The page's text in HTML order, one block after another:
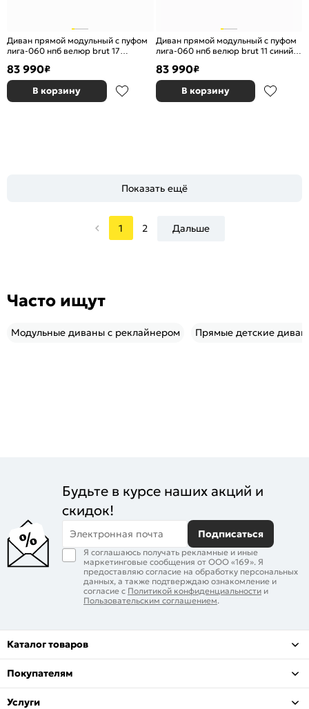
Диван прямой модульный с пуфом
лига-060 нпб велюр brut 17
83 990₽
В корзину
Диван прямой модульный с пуфом
лига-060 нпб велюр brut 11 синий
83 990₽
В корзину
Показать ещё
1 2 Дальше
Часто ищут
Модульные диваны с реклайнером Прямые детские
Будьте в курсе наших акций и
скидок!
Электронная почта Подписаться
Я соглашаюсь получать рекламные и иные
маркетинговые сообщения от ООО «169». Я
предоставляю согласие на обработку персональных
данных, а также подтверждаю ознакомление и
согласие с Политикой конфиденциальности и
Пользовательским соглашением.
Каталог товаров
Покупателям
Услуги